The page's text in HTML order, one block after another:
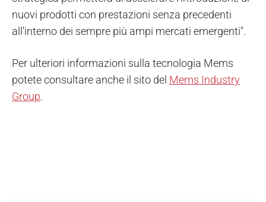
nuovi prodotti con prestazioni senza precedenti
all'interno dei sempre più ampi mercati emergenti".
Per ulteriori informazioni sulla tecnologia Mems
potete consultare anche il sito del Mems Industry
Group.